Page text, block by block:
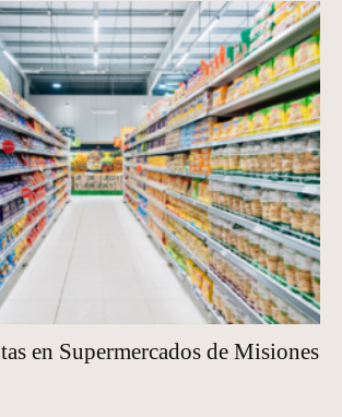
en Supermercados de Misiones